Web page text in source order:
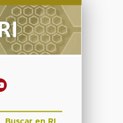
Buscar en RI